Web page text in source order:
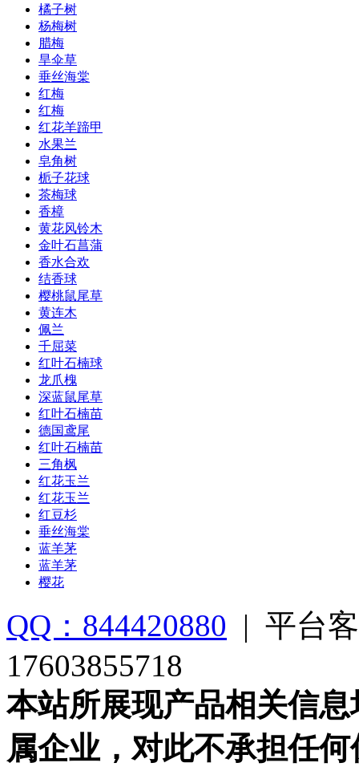
橘子树
杨梅树
腊梅
旱伞草
垂丝海棠
红梅
红梅
红花羊蹄甲
水果兰
皂角树
栀子花球
茶梅球
香樟
黄花风铃木
金叶石菖蒲
香水合欢
结香球
樱桃鼠尾草
黄连木
佩兰
千屈菜
红叶石楠球
龙爪槐
深蓝鼠尾草
红叶石楠苗
德国鸢尾
红叶石楠苗
三角枫
红花玉兰
红花玉兰
红豆杉
垂丝海棠
蓝羊茅
蓝羊茅
樱花
QQ：844420880 | 平台
17603855718
本站所展现产品相关信
属企业，对此不承担任